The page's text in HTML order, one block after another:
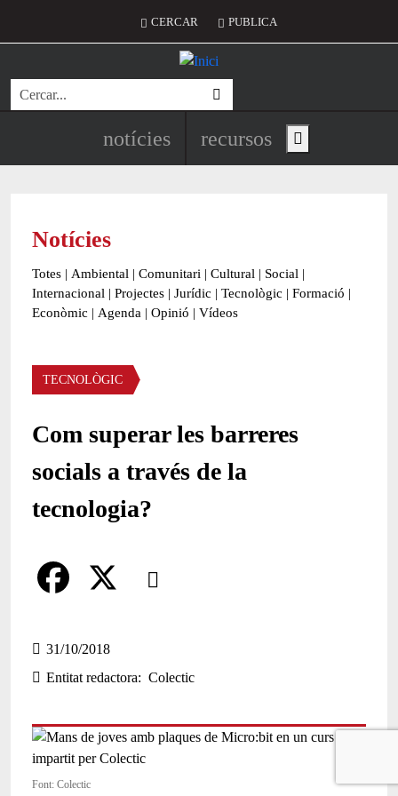
Menú del compte d'usuari
CERCAR PUBLICA
Cerca
Navegació principal de
notícies recursos Show main menu
Notícies
Totes | Ambiental | Comunitari | Cultural | Social |
Internacional | Projectes | Jurídic | Tecnològic | Formació |
Econòmic | Agenda | Opinió | Vídeos
Àmbit de la notícia
TECNOLÒGIC
Com superar les barreres
socials a través de la
tecnologia?
Comparteix
a
c
b
31/10/2018
Entitat redactora
Colectic
Font: Colectic